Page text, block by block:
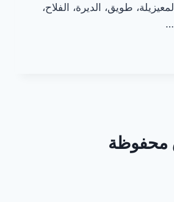
طويق، الديرة، الفلاح،
محفوظة